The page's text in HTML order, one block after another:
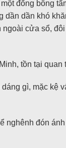
đống bông
dần dần khó
ngoài cửa sổ,
tồn tại quan
gì, mặc kệ
nghênh đón